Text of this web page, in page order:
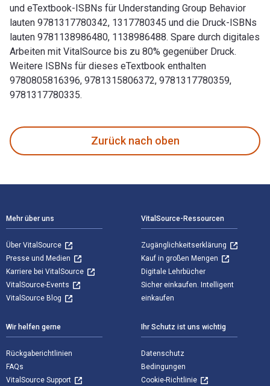
und eTextbook-ISBNs für Understanding Group Behavior
lauten 9781317780342, 1317780345 und die Druck-ISBNs
lauten 9781138986480, 1138986488. Spare durch digitales
Arbeiten mit VitalSource bis zu 80% gegenüber Druck.
Weitere ISBNs für dieses eTextbook enthalten
9780805816396, 9781315806372, 9781317780359,
9781317780335.
Zurück nach oben
Mehr über uns
Über VitalSource
Presse und Medien
Karriere bei VitalSource
VitalSource-Events
VitalSource Blog
VitalSource-Ressourcen
Zugänglichkeitserklärung
Kauf in großen Mengen
Digitale Lehrbücher
Sicher einkaufen. Intelligent
einkaufen
Wir helfen gerne
Rückgaberichtlinien
FAQs
VitalSource Support
Ihr Schutz ist uns wichtig
Datenschutz
Bedingungen
Cookie-Richtlinie